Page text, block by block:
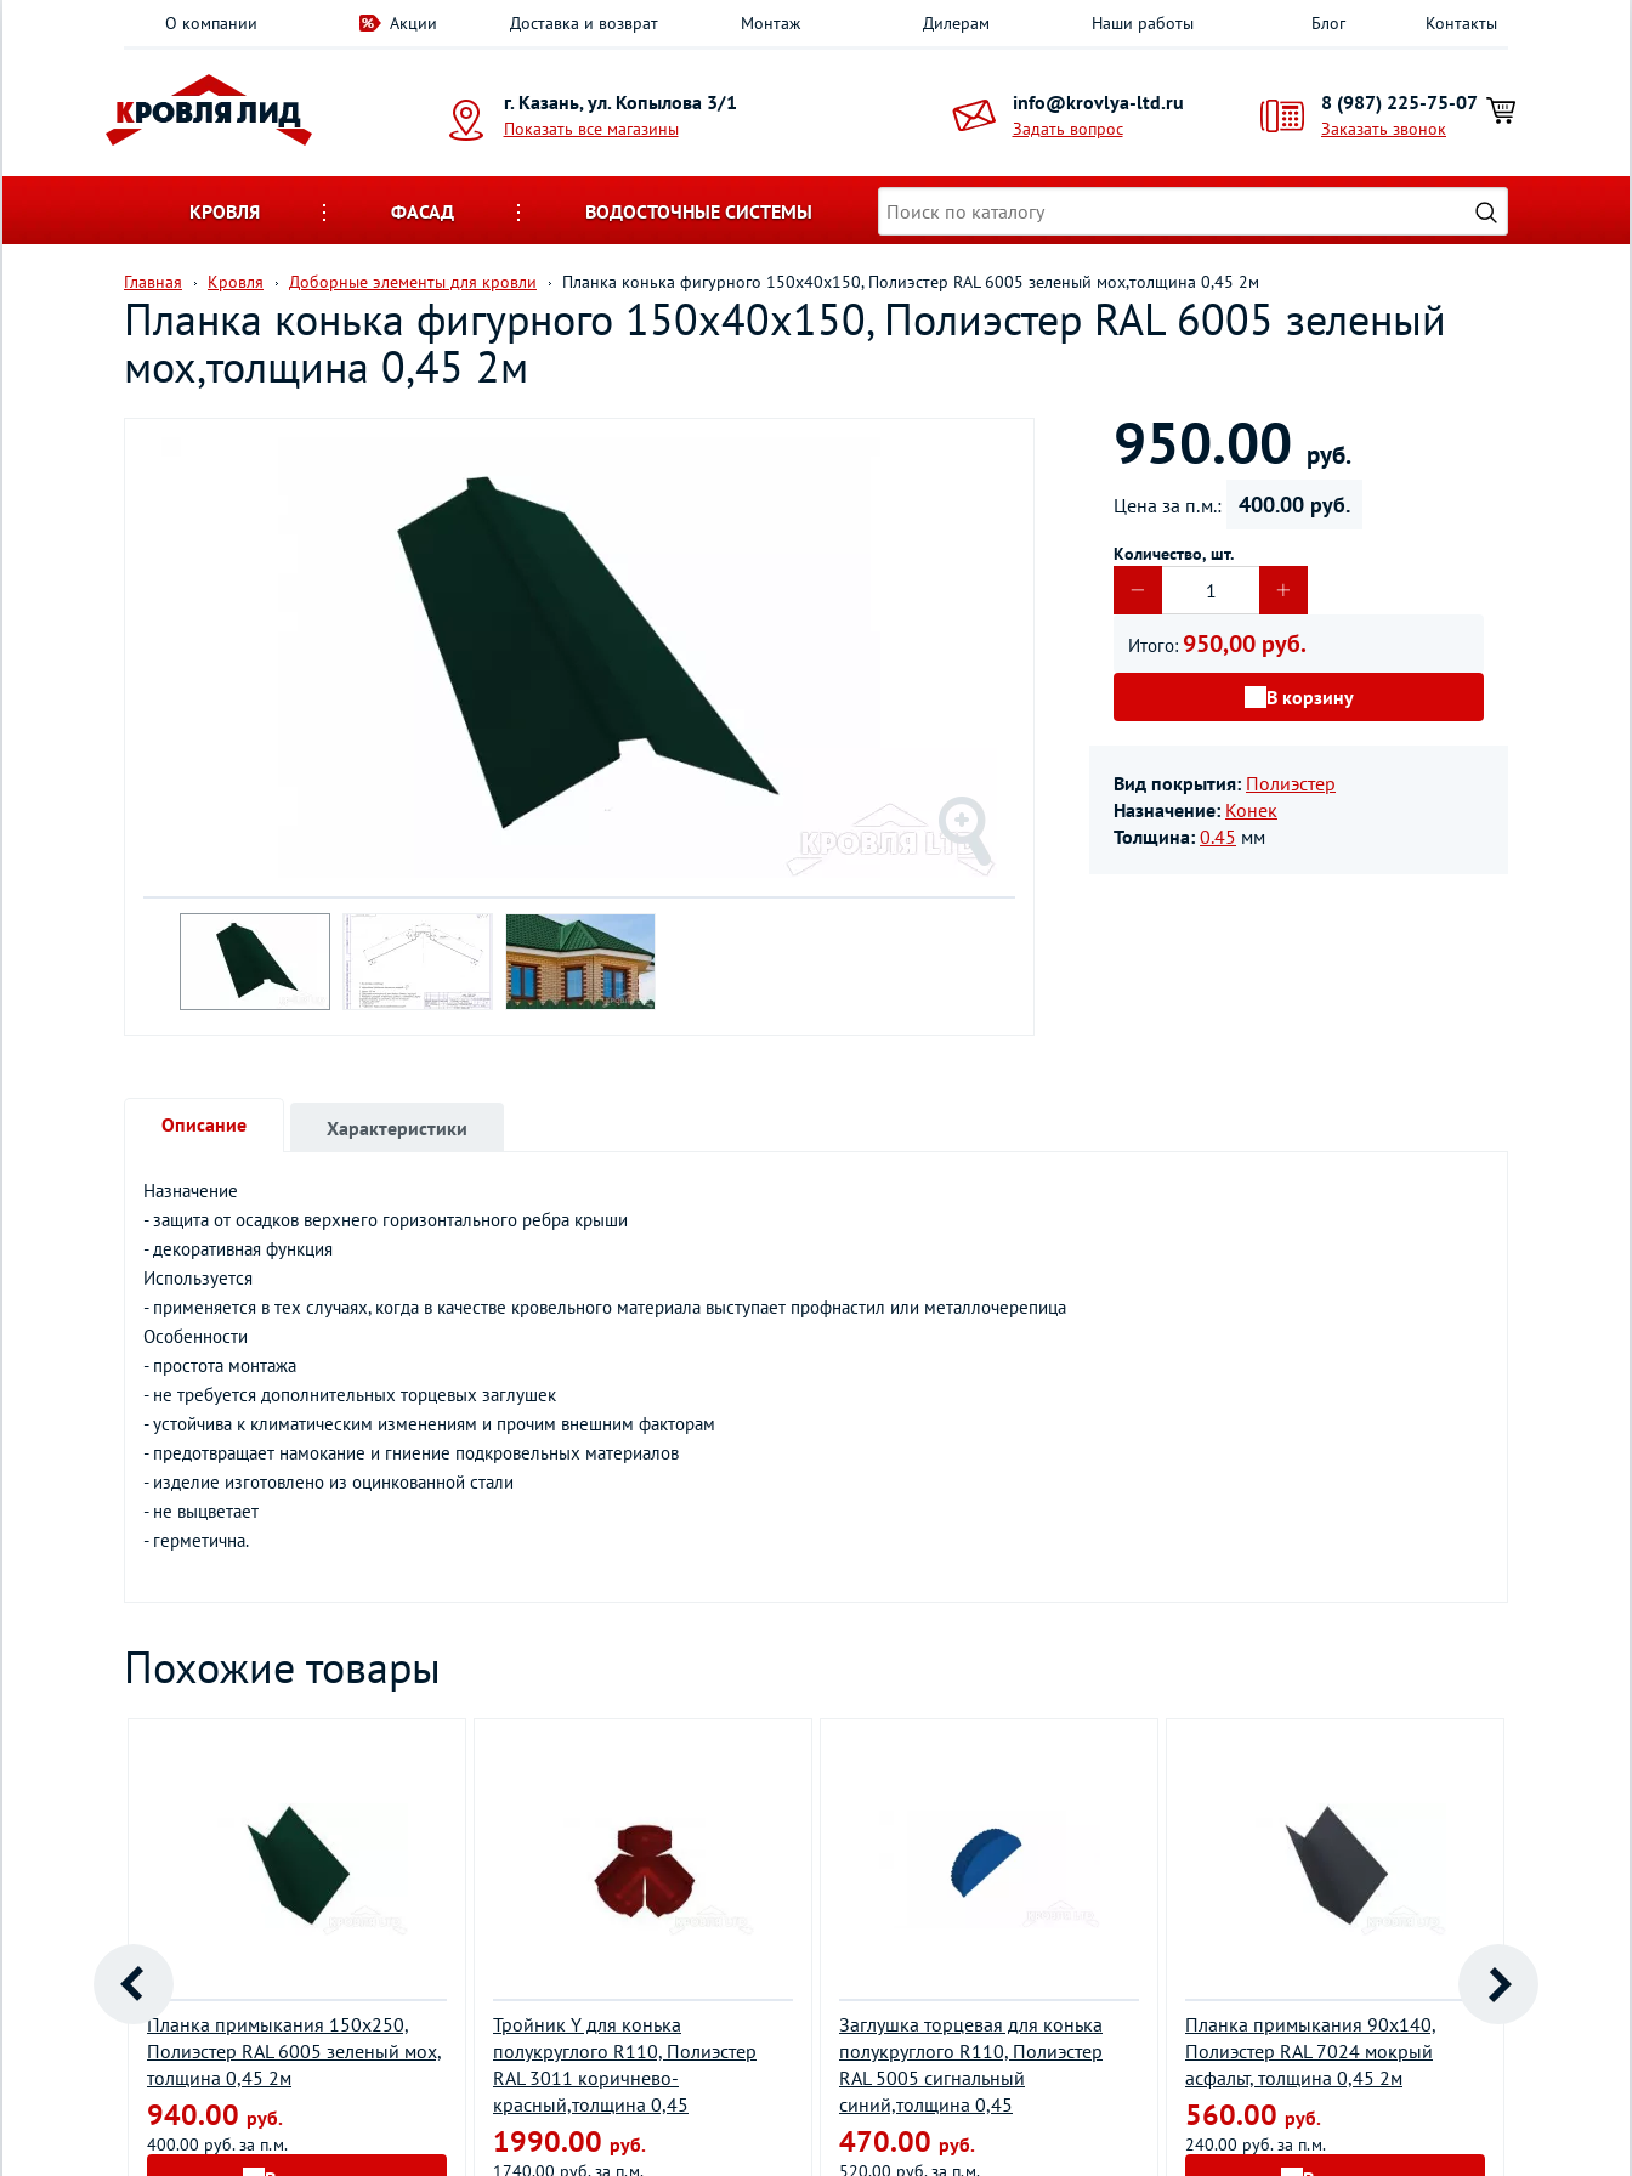
О компании Акции Доставка и возврат Монтаж Дилерам Наши работы Блог Контакты
г. Казань, ул. Копылова 3/1
Показать все магазины
info@krovlya-ltd.ru
Задать вопрос
8 (987) 225-75-07
Заказать звонок
КРОВЛЯ ФАСАД ВОДОСТОЧНЫЕ СИСТЕМЫ
Главная Кровля Доборные элементы для кровли Планка конька фигурного 150х40х150, Полиэстер RAL 6005 зеленый мох,толщина 0,45 2м
Планка конька фигурного 150х40х150, Полиэстер RAL 6005 зеленый
мох,толщина 0,45 2м
950.00 руб.
Цена за п.м.: 400.00 руб.
Количество, шт.
Итого: 950,00 руб.
В корзину
Вид покрытия: Полиэстер
Назначение: Конек
Толщина: 0.45 мм
Описание
Назначение
- защита от осадков верхнего горизонтального ребра крыши
- декоративная функция
Используется
- применяется в тех случаях, когда в качестве кровельного материала выступает профнастил или металлочерепица
Особенности
- простота монтажа
- не требуется дополнительных торцевых заглушек
- устойчива к климатическим изменениям и прочим внешним факторам
- предотвращает намокание и гниение подкровельных материалов
- изделие изготовлено из оцинкованной стали
- не выцветает
- герметична.
Характеристики
Похожие товары
Планка примыкания 150х250,
Полиэстер RAL 6005 зеленый мох,
толщина 0,45 2м
940.00 руб.
400.00 руб. за п.м.
Тройник Y для конька
полукруглого R110, Полиэстер
RAL 3011 коричнево-
красный,толщина 0,45
1990.00 руб.
1740.00 руб. за п.м.
Заглушка торцевая для конька
полукруглого R110, Полиэстер
RAL 5005 сигнальный
синий,толщина 0,45
470.00 руб.
520.00 руб. за п.м.
Планка примыкания 90х140,
Полиэстер RAL 7024 мокрый
асфальт, толщина 0,45 2м
560.00 руб.
240.00 руб. за п.м.